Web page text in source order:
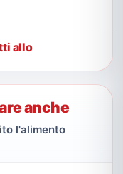
allo
anche
l'alimento